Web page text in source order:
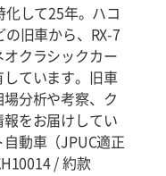
して25年。ハコ
旧車から、RX-7
クラシックカー
ています。旧車
分析や考察、ク
をお届けしてい
動車（JPUC適正
/ 約款